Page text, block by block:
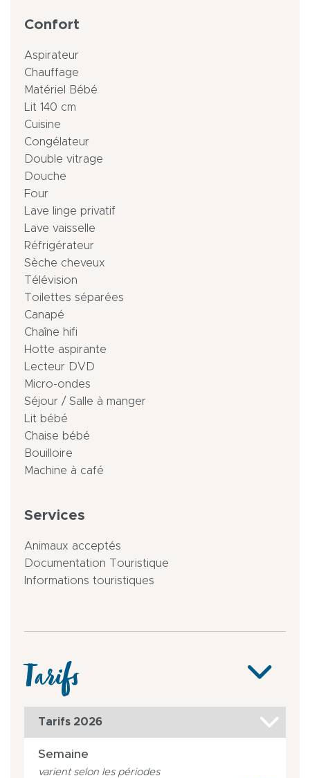
Confort
Aspirateur
Chauffage
Matériel Bébé
Lit 140 cm
Cuisine
Congélateur
Double vitrage
Douche
Four
Lave linge privatif
Lave vaisselle
Réfrigérateur
Sèche cheveux
Télévision
Toilettes séparées
Canapé
Chaîne hifi
Hotte aspirante
Lecteur DVD
Micro-ondes
Séjour / Salle à manger
Lit bébé
Chaise bébé
Bouilloire
Machine à café
Services
Animaux acceptés
Documentation Touristique
Informations touristiques
Tarifs
Tarifs 2026
Semaine
varient selon les périodes